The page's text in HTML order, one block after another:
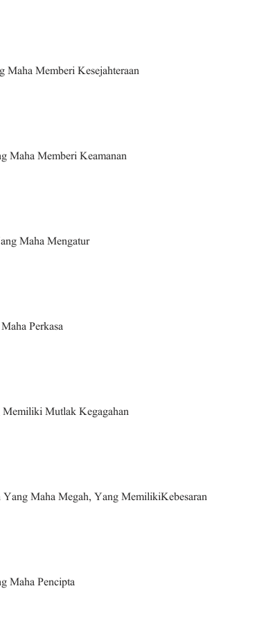
Maha Memberi Kesejahteraan
Maha Memberi Keamanan
Maha Mengatur
Perkasa
Mutlak Kegagahan
Maha Megah, Yang MemilikiKebesaran
Maha Pencipta